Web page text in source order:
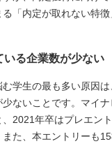
「内定が取れない特
る企業数が少ない
学生の最も多い原因
ないことです。マイナ
、2021年卒はプレエン
た、本エントリーも